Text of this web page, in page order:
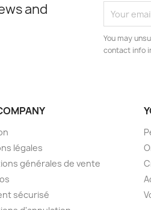
and
You may
contact info
légales
générales de vente
sécurisé